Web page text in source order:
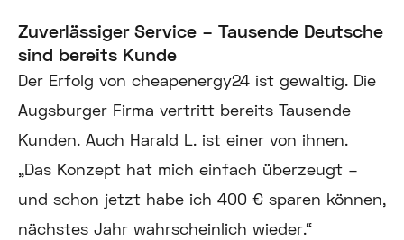
Zuverlässiger Service – Tausende Deutsche
sind bereits Kunde
Der Erfolg von cheapenergy24 ist gewaltig. Die
Augsburger Firma vertritt bereits Tausende
Kunden. Auch Harald L. ist einer von ihnen.
„Das Konzept hat mich einfach überzeugt –
und schon jetzt habe ich 400 € sparen können,
nächstes Jahr wahrscheinlich wieder.“